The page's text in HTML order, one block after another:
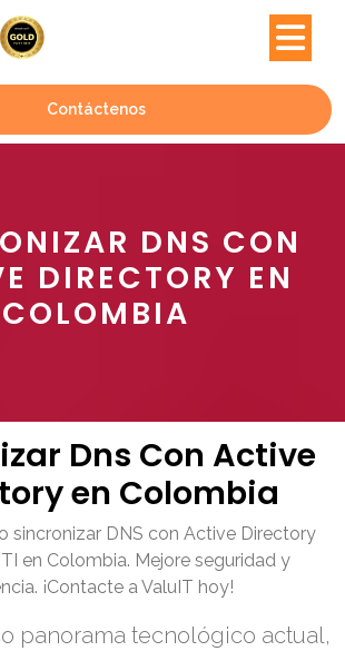
Contáctenos
DNS CON
DIRECTORY EN
COLOMBIA
Dns Con Active
en Colombia
sincronizar DNS con Active Directory
en Colombia. Mejore seguridad y
¡Contacte a ValuIT hoy!
panorama tecnológico actual,